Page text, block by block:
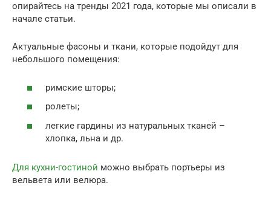
опирайтесь на тренды 2021 года, которые мы описали в
начале статьи.
Актуальные фасоны и ткани, которые подойдут для
небольшого помещения:
римские шторы;
ролеты;
легкие гардины из натуральных тканей –
хлопка, льна и др.
Для кухни-гостиной можно выбрать портьеры из
вельвета или велюра.